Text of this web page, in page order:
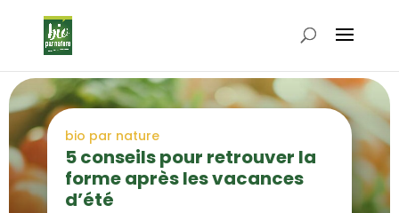
bio par nature
5 conseils pour retrouver la
forme après les vacances
d’été